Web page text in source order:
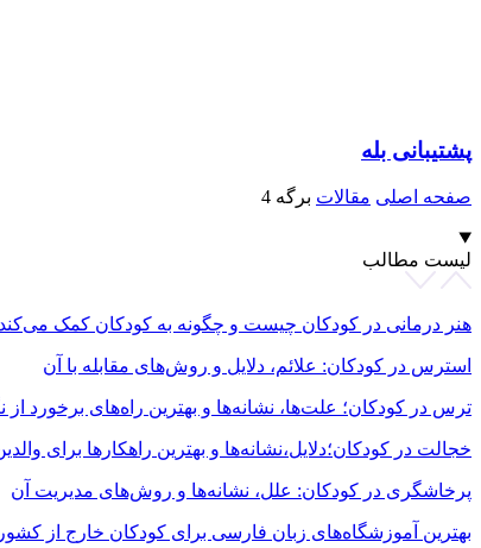
پشتیبانی بله
صفحه اصلی مقالات برگه 4
لیست مطالب
هنر درمانی در کودکان چیست و چگونه به کودکان کمک
استرس در کودکان: علائم، دلایل و روش‌های مقابله با آن
ترس در کودکان؛ علت‌ها، نشانه‌ها و بهترین راه‌های برخورد
خجالت در کودکان؛دلایل،نشانه‌ها و بهترین راهکارها برای
پرخاشگری در کودکان: علل، نشانه‌ها و روش‌های مدیریت آن
بهترین آموزشگاه‌های زبان فارسی برای کودکان خارج از کشور